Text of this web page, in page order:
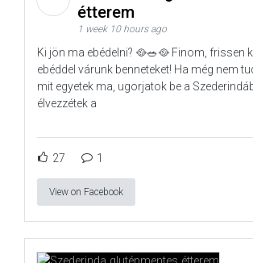
étterem
1 week 10 hours ago
Ki jön ma ebédelni? 🥘🥗🥘 Finom, frissen
ebéddel várunk benneteket! Ha még nem
mit egyetek ma, ugorjatok be a
élvezzétek a
27 1
View on Facebook